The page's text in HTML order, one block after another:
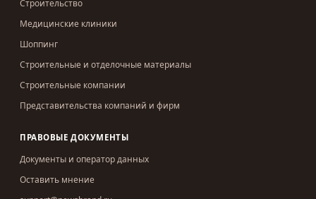
Строительство
Медицинские клиники
Шоппинг
Строительные и отделочные материалы
Строительные компании
Представительства компаний и фирм
ПРАВОВЫЕ ДОКУМЕНТЫ
Документы и оператор данных
Оставить мнение